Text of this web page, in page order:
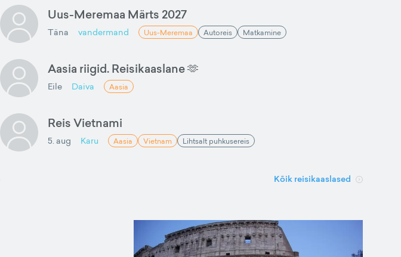
Uus-Meremaa Märts 2027
Täna vandermand Uus-Meremaa Autoreis Matkamine
Aasia riigid. Reisikaaslane 🫶
Eile Daiva Aasia
Reis Vietnami
5. aug Karu Aasia Vietnam Lihtsalt puhkusereis
Kõik reisikaaslased